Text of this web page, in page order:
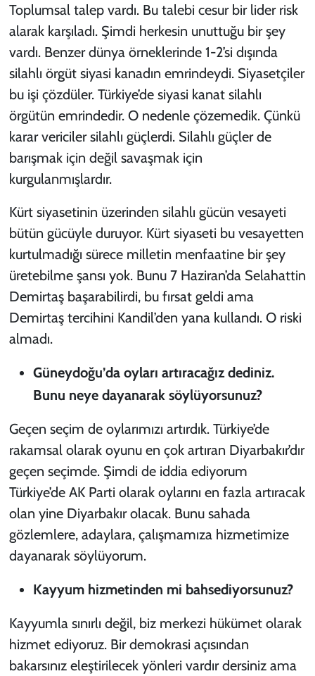
Toplumsal talep vardı. Bu talebi cesur bir lider risk
alarak karşıladı. Şimdi herkesin unuttuğu bir şey
vardı. Benzer dünya örneklerinde 1-2’si dışında
silahlı örgüt siyasi kanadın emrindeydi. Siyasetçiler
bu işi çözdüler. Türkiye’de siyasi kanat silahlı
örgütün emrindedir. O nedenle çözemedik. Çünkü
karar vericiler silahlı güçlerdi. Silahlı güçler de
barışmak için değil savaşmak için
kurgulanmışlardır.
Kürt siyasetinin üzerinden silahlı gücün vesayeti
bütün gücüyle duruyor. Kürt siyaseti bu vesayetten
kurtulmadığı sürece milletin menfaatine bir şey
üretebilme şansı yok. Bunu 7 Haziran’da Selahattin
Demirtaş başarabilirdi, bu fırsat geldi ama
Demirtaş tercihini Kandil’den yana kullandı. O riski
almadı.
Güneydoğu’da oyları artıracağız dediniz.
Bunu neye dayanarak söylüyorsunuz?
Geçen seçim de oylarımızı artırdık. Türkiye’de
rakamsal olarak oyunu en çok artıran Diyarbakır’dır
geçen seçimde. Şimdi de iddia ediyorum
Türkiye’de AK Parti olarak oylarını en fazla artıracak
olan yine Diyarbakır olacak. Bunu sahada
gözlemlere, adaylara, çalışmamıza hizmetimize
dayanarak söylüyorum.
Kayyum hizmetinden mi bahsediyorsunuz?
Kayyumla sınırlı değil, biz merkezi hükümet olarak
hizmet ediyoruz. Bir demokrasi açısından
bakarsınız eleştirilecek yönleri vardır dersiniz ama